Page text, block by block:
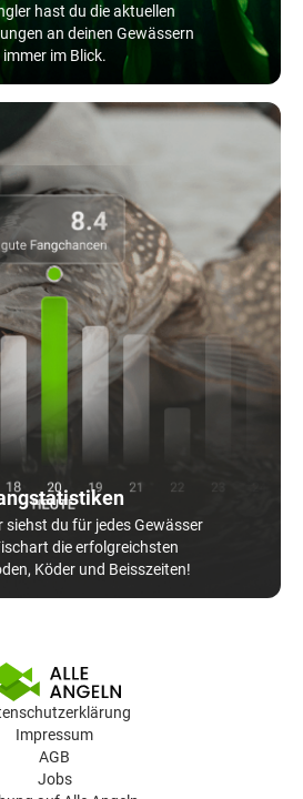
hast du die aktuellen
an deinen Gewässern
immer im Blick.
siehst du für jedes Gewässer
die erfolgreichsten
Köder und Beisszeiten!
Impressum
AGB
Jobs